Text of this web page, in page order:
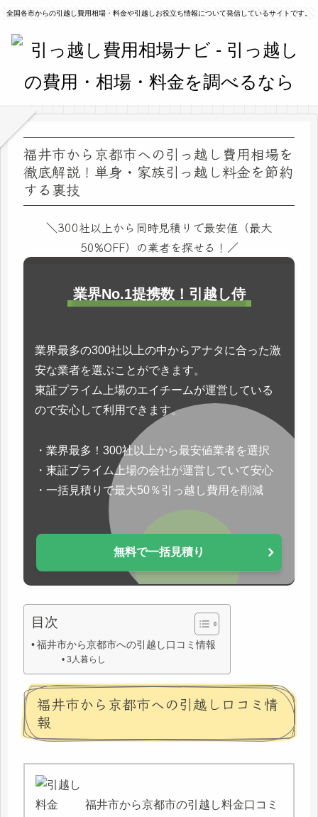
全国各市からの引越し費用相場・料金や引越しお役立ち情報について発信しているサイトです。
福井市から京都市への引っ越し費用相場を
徹底解説！単身・家族引っ越し料金を節約
する裏技
＼300社以上から同時見積りで最安値（最大
50%OFF）の業者を探せる！／
業界No.1提携数！引越し侍
業界最多の300社以上の中からアナタに合った激
安な業者を選ぶことができます。
東証プライム上場のエイチームが運営している
ので安心して利用できます。
・業界最多！300社以上から最安値業者を選択
・東証プライム上場の会社が運営していて安心
・一括見積りで最大50％引っ越し費用を削減
無料で一括見積り
目次
福井市から京都市への引越し口コミ情報
3人暮らし
福井市から京都市への引越し口コミ情
報
福井市から京都市の引越し料金口コミ